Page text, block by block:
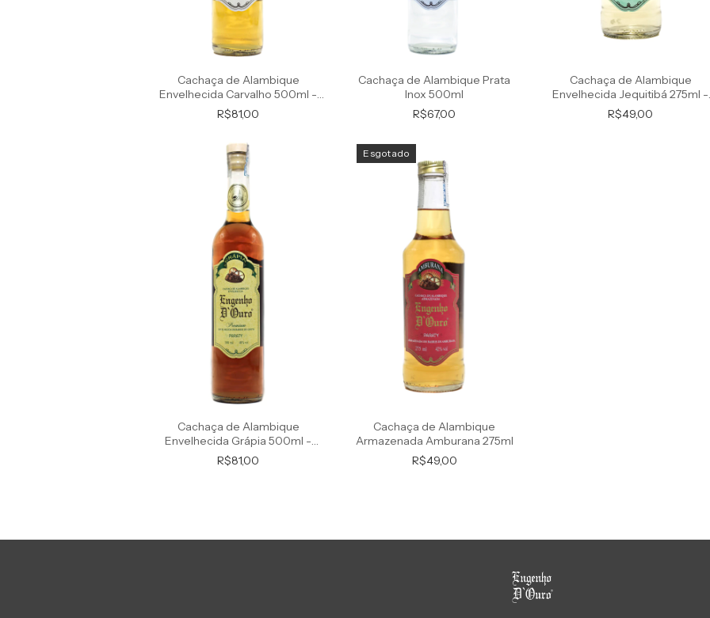
Cachaça de Alambique
Envelhecida Carvalho 500ml -
Premium
R$81,00
Cachaça de Alambique Prata
Inox 500ml
R$67,00
Cachaça de Alambique
Envelhecida Jequitibá 275ml -
Premium
R$49,00
Cachaça de Alambique
Envelhecida Grápia 500ml -
Premium
R$81,00
Esgotado
Cachaça de Alambique
Armazenada Amburana 275ml
R$49,00